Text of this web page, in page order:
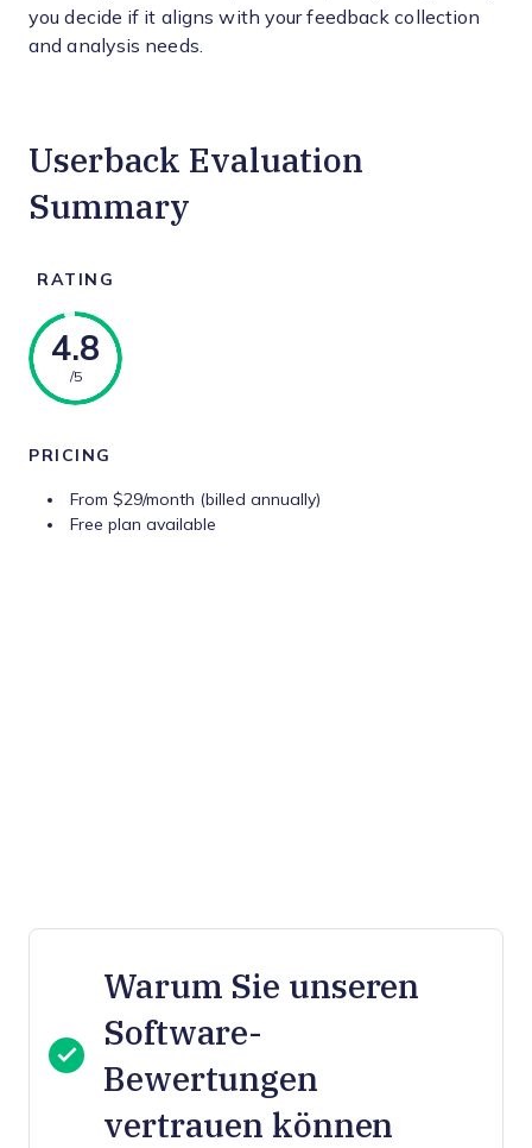
you decide if it aligns with your feedback collection
and analysis needs.
Userback Evaluation
Summary
RATING
4.8
/5
PRICING
From $29/month (billed annually)
Free plan available
Warum Sie unseren
Software-
Bewertungen
vertrauen können